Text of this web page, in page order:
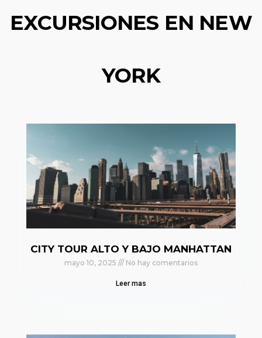
EXCURSIONES EN NEW
YORK
CITY TOUR ALTO Y BAJO MANHATTAN
mayo 10, 2025 No hay comentarios
Leer mas